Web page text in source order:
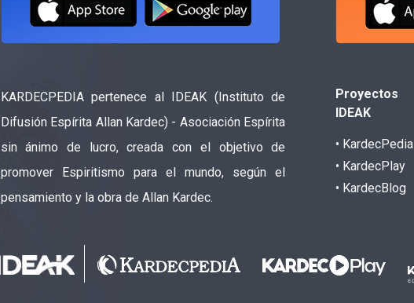
KARDECPEDIA pertenece al IDEAK (Instituto de
Difusión Espírita Allan Kardec) - Asociación Espírita
sin ánimo de lucro, creada con el objetivo de
promover Espiritismo para el mundo, según el
pensamiento y la obra de Allan Kardec.
Proyectos
IDEAK
• KardecPedia
• KardecPlay
• KardecBlog